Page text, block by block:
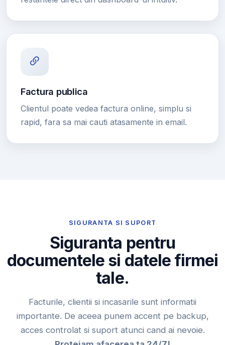
Factura publica
Clientul poate vedea factura online, simplu si
rapid, fara sa mai cauti atasamente in email.
SIGURANTA SI SUPORT
Siguranta pentru
documentele si datele firmei
tale.
Facturile, clientii si incasarile sunt informatii
importante. De aceea punem accent pe backup,
acces controlat si suport atunci cand ai nevoie.